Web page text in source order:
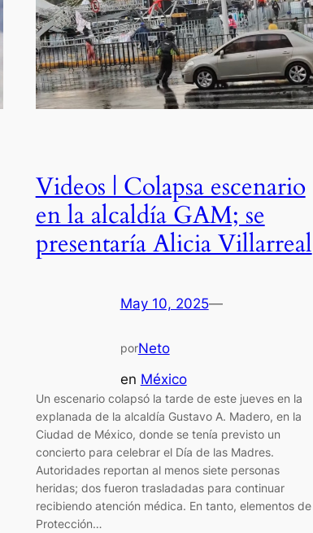
Videos | Colapsa escenario
en la alcaldía GAM; se
presentaría Alicia Villarreal
May 10, 2025—
porNeto
en México
Un escenario colapsó la tarde de este jueves en la
explanada de la alcaldía Gustavo A. Madero, en la
Ciudad de México, donde se tenía previsto un
concierto para celebrar el Día de las Madres.
Autoridades reportan al menos siete personas
heridas; dos fueron trasladadas para continuar
recibiendo atención médica. En tanto, elementos de
Protección…